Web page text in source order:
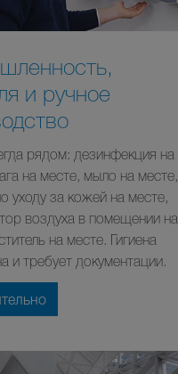
и ручное
рядом: дезинфекция на
на месте, мыло на месте,
уходу за кожей на месте,
воздуха в помещении на
на месте. Гигиена
и требует документации.